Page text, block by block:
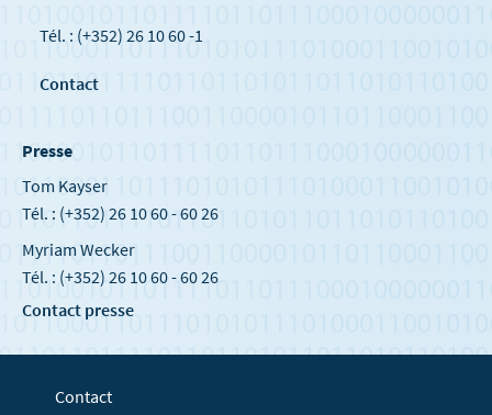
Tél. : (+352) 26 10 60 -1
Contact
Presse
Tom Kayser
Tél. : (+352) 26 10 60 - 60 26
Myriam Wecker
Tél. : (+352) 26 10 60 - 60 26
Contact presse
Contact